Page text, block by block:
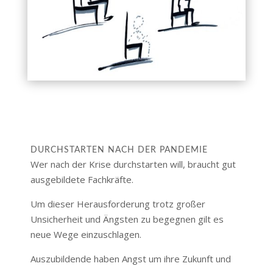
DURCHSTARTEN NACH DER PANDEMIE
Wer nach der Krise durchstarten will, braucht gut
ausgebildete Fachkräfte.
Um dieser Herausforderung trotz großer
Unsicherheit und Ängsten zu begegnen gilt es
neue Wege einzuschlagen.
Auszubildende haben Angst um ihre Zukunft und